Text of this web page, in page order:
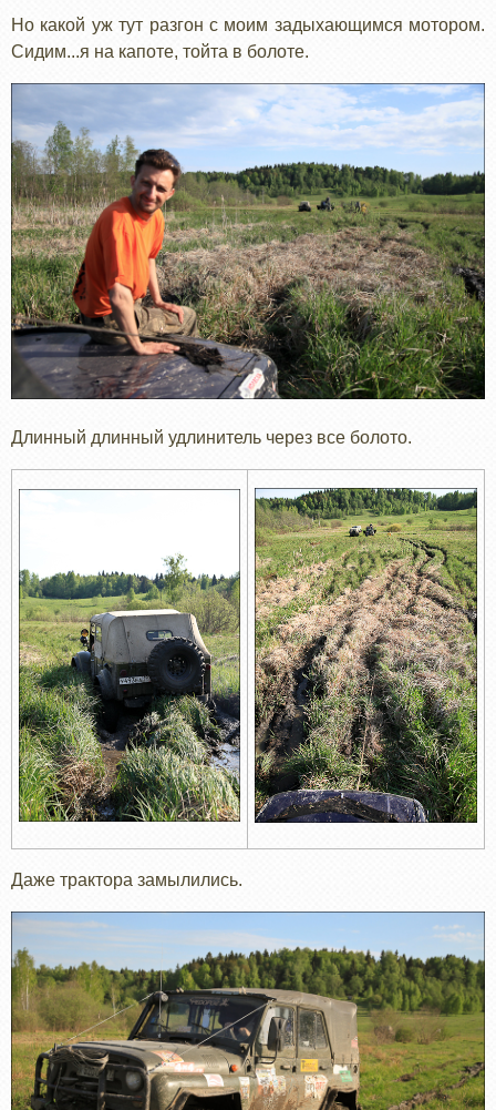
Но какой уж тут разгон с моим задыхающимся мотором.
Сидим...я на капоте, тойта в болоте.
Длинный длинный удлинитель через все болото.
Даже трактора замылились.